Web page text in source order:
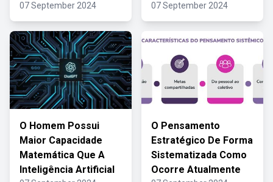
07 September 2024 07 September 2024
O Homem Possui
Maior Capacidade
Matemática Que A
Inteligência Artificial
O Pensamento
Estratégico De Forma
Sistematizada Como
Ocorre Atualmente